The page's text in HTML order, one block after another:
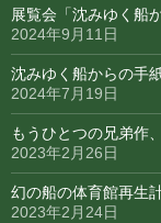
展覧会「沈みゆく船
2024年9月11日
沈みゆく船からの手
2024年7月19日
もうひとつの兄弟作
2023年2月26日
幻の船の体育館再生
2023年2月24日